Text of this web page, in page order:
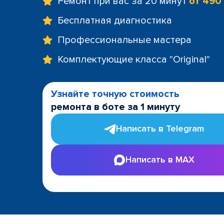
Бесплатная диагностика
Профессиональные мастера
Комплектующие класса "Original"
Узнайте точную стоимость
ремонта в боте за 1 минуту
Написать в Telegram
Написать в MAX